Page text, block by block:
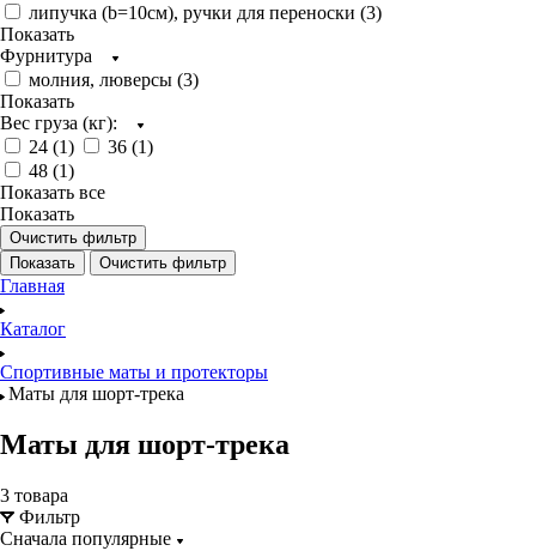
липучка (b=10см), ручки для переноски (3)
Показать
Фурнитура
молния, люверсы (3)
Показать
Вес груза (кг):
24 (1) 36 (1)
48 (1)
Показать все
Показать
Очистить фильтр
Показать
Очистить фильтр
Главная
Каталог
Спортивные маты и протекторы
Маты для шорт-трека
Маты для шорт-трека
3 товара
Фильтр
Сначала популярные